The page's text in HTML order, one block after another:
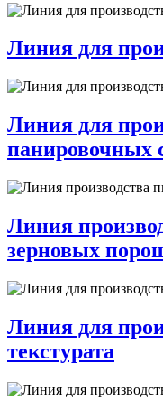
Линия для
Линия для
панировочных
Линия
зерновых
Линия для
текстурата